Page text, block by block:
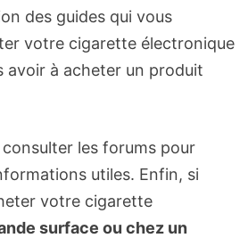
des guides qui vous
votre cigarette électronique
avoir à acheter un produit
les forums pour
utiles. Enfin, si
votre cigarette
surface ou chez un